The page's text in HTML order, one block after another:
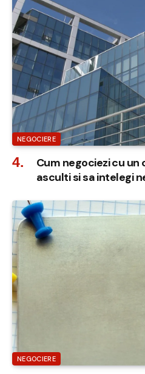
NEGOCIERE
Cum negociezi cu un
asculti si sa intelegi
NEGOCIERE